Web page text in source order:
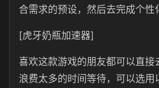
合需求的预设，然后去完成个性
[虎牙奶瓶加速器]
喜欢这款游戏的朋友都可以直接
浪费太多的时间等待，可以选用